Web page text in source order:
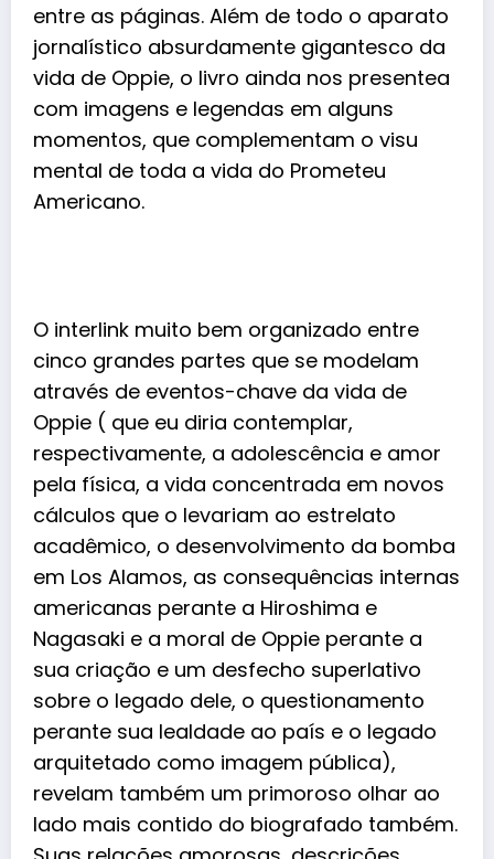
entre as páginas. Além de todo o aparato
jornalístico absurdamente gigantesco da
vida de Oppie, o livro ainda nos presentea
com imagens e legendas em alguns
momentos, que complementam o visu
mental de toda a vida do Prometeu
Americano.
O interlink muito bem organizado entre
cinco grandes partes que se modelam
através de eventos-chave da vida de
Oppie ( que eu diria contemplar,
respectivamente, a adolescência e amor
pela física, a vida concentrada em novos
cálculos que o levariam ao estrelato
acadêmico, o desenvolvimento da bomba
em Los Alamos, as consequências internas
americanas perante a Hiroshima e
Nagasaki e a moral de Oppie perante a
sua criação e um desfecho superlativo
sobre o legado dele, o questionamento
perante sua lealdade ao país e o legado
arquitetado como imagem pública),
revelam também um primoroso olhar ao
lado mais contido do biografado também.